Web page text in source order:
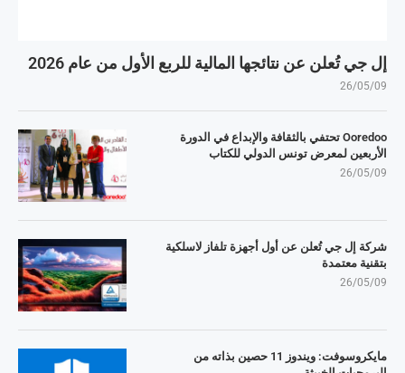
إل جي تُعلن عن نتائجها المالية للربع الأول من عام 2026
26/05/09
Ooredoo تحتفي بالثقافة والإبداع في الدورة
الأربعين لمعرض تونس الدولي للكتاب
26/05/09
شركة إل جي تُعلن عن أول أجهزة تلفاز لاسلكية
بتقنية معتمدة
26/05/09
مايكروسوفت: ويندوز 11 حصين بذاته من